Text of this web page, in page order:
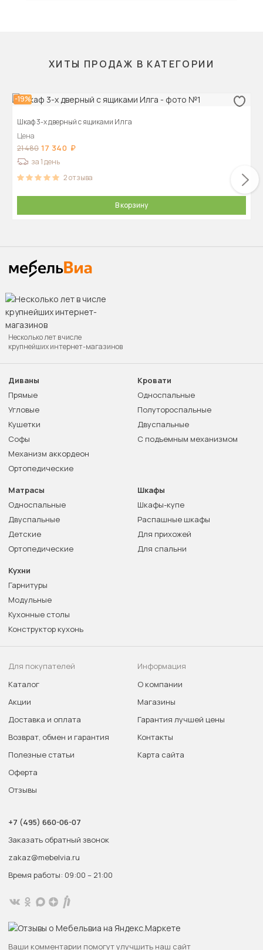
ХИТЫ ПРОДАЖ В КАТЕГОРИИ
-19%
Шкаф 3-х дверный с ящиками Илга
Цена
21 480 17 340
за 1 день
2отзыва
В корзину
Несколько лет в числе
крупнейших интернет-магазинов
Диваны
Прямые
Угловые
Кушетки
Софы
Механизм аккордеон
Ортопедические
Кровати
Односпальные
Полутороспальные
Двуспальные
С подъемным механизмом
Матрасы
Односпальные
Двуспальные
Детские
Ортопедические
Шкафы
Шкафы-купе
Распашные шкафы
Для прихожей
Для спальни
Кухни
Гарнитуры
Модульные
Кухонные столы
Конструктор кухонь
Для покупателей
Каталог
Акции
Доставка и оплата
Возврат, обмен и гарантия
Полезные статьи
Оферта
Отзывы
Информация
О компании
Магазины
Гарантия лучшей цены
Контакты
Карта сайта
+7 (495) 660-06-07
Заказать обратный звонок
zakaz@mebelvia.ru
Время работы: 09:00 – 21:00
Ваши комментарии помогут улучшить наш сайт